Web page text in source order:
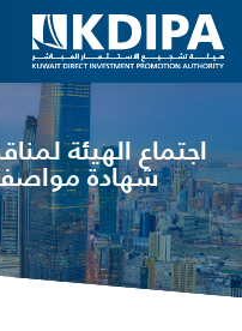
اجتماع الهيئة
شهادة مواصفة